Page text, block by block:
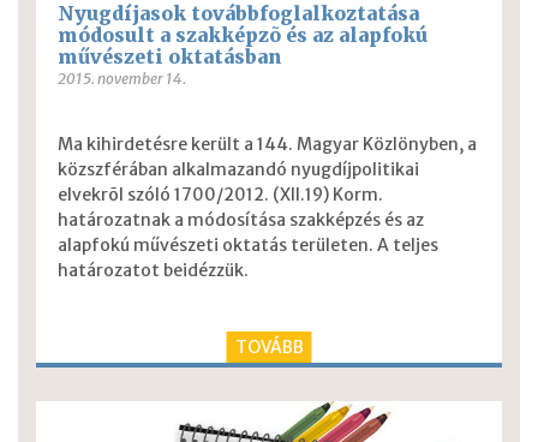
Nyugdíjasok továbbfoglalkoztatása
módosult a szakképzõ és az alapfokú
művészeti oktatásban
2015. november 14.
Ma kihirdetésre került a 144. Magyar Közlönyben, a
közszférában alkalmazandó nyugdíjpolitikai
elvekrõl szóló 1700/2012. (XII.19) Korm.
határozatnak a módosítása szakképzés és az
alapfokú művészeti oktatás területen. A teljes
határozatot beidézzük.
TOVÁBB